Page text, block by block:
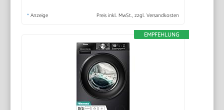
* Anzeige Preis inkl. MwSt., zzgl. Versandkosten
EMPFEHLUNG